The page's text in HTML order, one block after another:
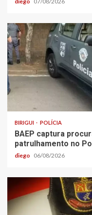
BIRIGUI POLÍCIA
BAEP captura
patrulhamento no
diego 06/08/2026